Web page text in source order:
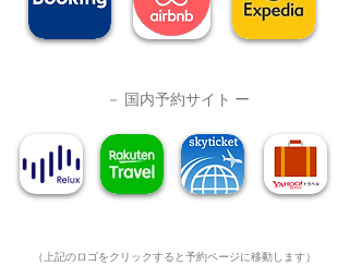
​－ 国内予約サイト ー
（上記のロゴをクリックすると予約ページに移動します）